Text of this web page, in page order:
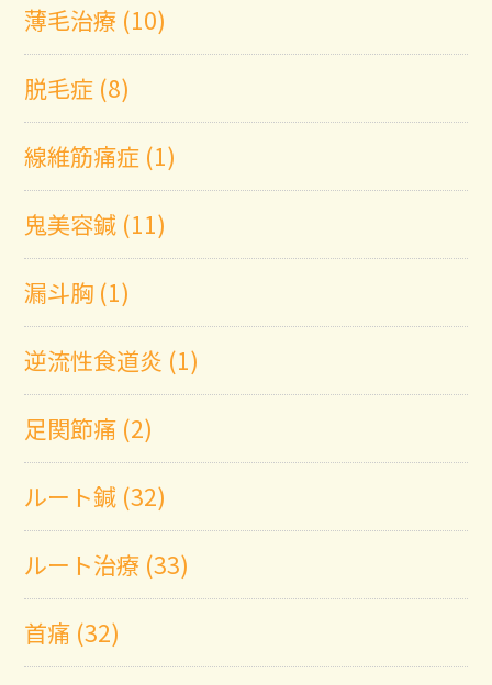
薄毛治療 (10)
脱毛症 (8)
線維筋痛症 (1)
鬼美容鍼 (11)
漏斗胸 (1)
逆流性食道炎 (1)
足関節痛 (2)
ルート鍼 (32)
ルート治療 (33)
首痛 (32)